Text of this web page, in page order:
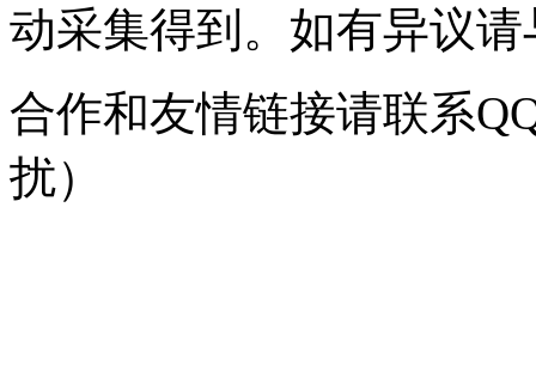
动采集得到。如有异议
合作和友情链接请联系
扰）